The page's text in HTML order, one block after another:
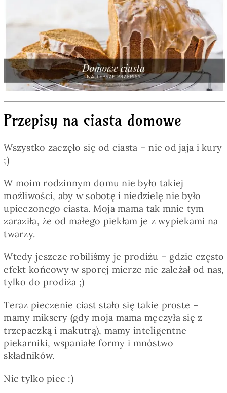
Napoje
Pieczywo
Przetwory
Posiłki
Zdrowo i fit
Kuchnie świata
SKLEP
Polski
Przepisy na ciasta domowe
Wszystko zaczęło się od ciasta – nie od jaja i kury
;)
W moim rodzinnym domu nie było takiej
możliwości, aby w sobotę i niedzielę nie było
upieczonego ciasta. Moja mama tak mnie tym
zaraziła, że od małego piekłam je z wypiekami na
twarzy.
Wtedy jeszcze robiliśmy je prodiżu – gdzie często
efekt końcowy w sporej mierze nie zależał od nas,
tylko do prodiża ;)
Teraz pieczenie ciast stało się takie proste –
mamy miksery (gdy moja mama męczyła się z
trzepaczką i makutrą), mamy inteligentne
piekarniki, wspaniałe formy i mnóstwo
składników.
Nic tylko piec :)